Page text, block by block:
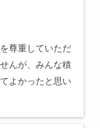
尊重していただ
んが、みんな積
よかったと思い